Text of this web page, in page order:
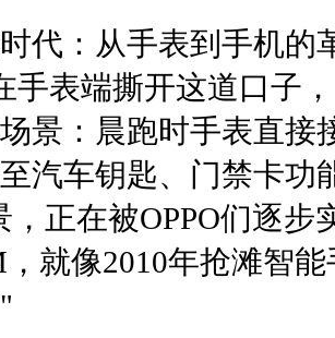
时代：从手表到手机的
手表端撕开这道口子
景：晨跑时手表直接
汽车钥匙、门禁卡功
，正在被OPPO们逐
，就像2010年抢滩智